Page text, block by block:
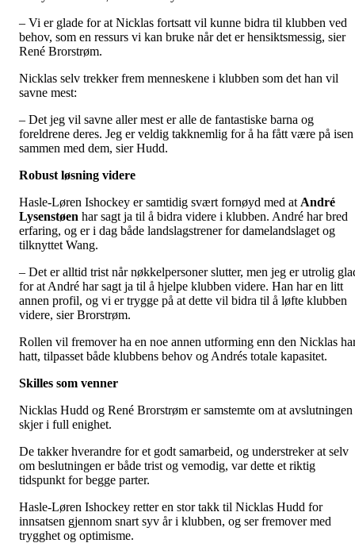
– Vi er glade for at Nicklas fortsatt vil kunne bidra til klubben ved
behov, som en ressurs vi kan bruke når det er hensiktsmessig, sier
René Brorstrøm.
Nicklas selv trekker frem menneskene i klubben som det han vil
savne mest:
– Det jeg vil savne aller mest er alle de fantastiske barna og
foreldrene deres. Jeg er veldig takknemlig for å ha fått være på isen
sammen med dem, sier Hudd.
Robust løsning videre
Hasle-Løren Ishockey er samtidig svært fornøyd med at André
Lysenstøen har sagt ja til å bidra videre i klubben. André har bred
erfaring, og er i dag både landslagstrener for damelandslaget og
tilknyttet Wang.
– Det er alltid trist når nøkkelpersoner slutter, men jeg er utrolig
for at André har sagt ja til å hjelpe klubben videre. Han har en litt
annen profil, og vi er trygge på at dette vil bidra til å løfte klubben
videre, sier Brorstrøm.
Rollen vil fremover ha en noe annen utforming enn den Nicklas
hatt, tilpasset både klubbens behov og Andrés totale kapasitet.
Skilles som venner
Nicklas Hudd og René Brorstrøm er samstemte om at avslutningen
skjer i full enighet.
De takker hverandre for et godt samarbeid, og understreker at selv
om beslutningen er både trist og vemodig, var dette et riktig
tidspunkt for begge parter.
Hasle-Løren Ishockey retter en stor takk til Nicklas Hudd for
innsatsen gjennom snart syv år i klubben, og ser fremover med
trygghet og optimisme.